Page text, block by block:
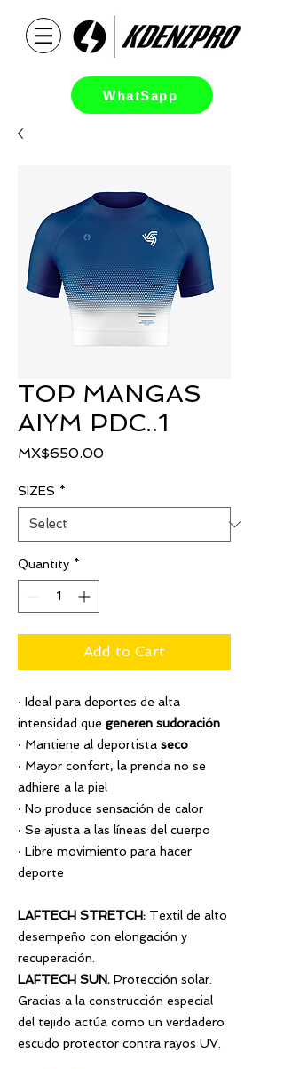
WhatSapp
TOP MANGAS
AIYM PDC..1
MX$650.00Price
SIZES *
Quantity *
Add to Cart
· Ideal para deportes de alta
intensidad que generen sudoración
· Mantiene al deportista seco
· Mayor confort, la prenda no se
adhiere a la piel
· No produce sensación de calor
· Se ajusta a las líneas del cuerpo
· Libre movimiento para hacer
deporte
LAFTECH STRETCH: Textil de alto
desempeño con elongación y
recuperación.
LAFTECH SUN. Protección solar.
Gracias a la construcción especial
del tejido actúa como un verdadero
escudo protector contra rayos UV.